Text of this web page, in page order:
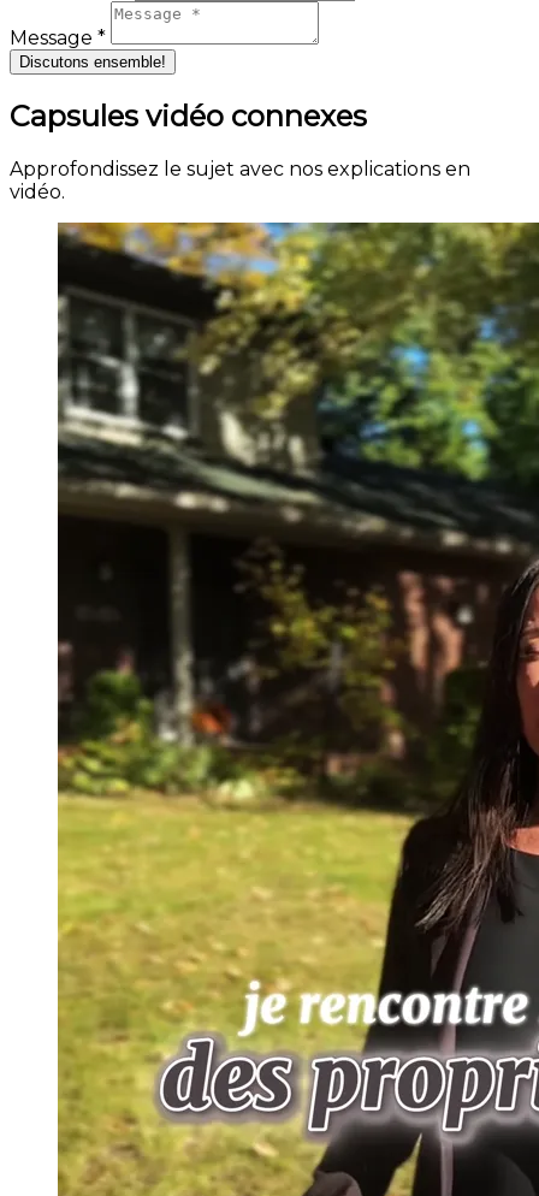
Message *
Discutons ensemble!
Capsules vidéo connexes
Approfondissez le sujet avec nos explications en
vidéo.